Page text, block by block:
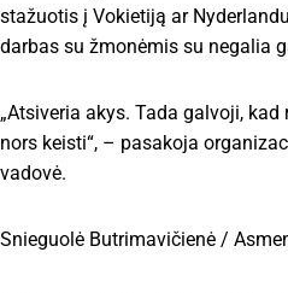
stažuotis į Vokietiją ar
darbas su žmonėmis su negalia
„Atsiveria akys. Tada galvoji,
nors keisti“, – pasakoja
vadovė.
Snieguolė Butrimavičienė /